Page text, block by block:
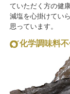
ていただく方の健
減塩を心掛けてい
思っています。
化学調味料不